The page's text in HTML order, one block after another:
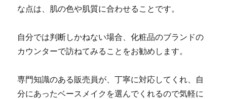
な点は、肌の色や肌質に合わせることです。
自分では判断しかねない場合、化粧品のブランドの
カウンターで訪ねてみることをお勧めします。
専門知識のある販売員が、丁寧に対応してくれ、自
分にあったベースメイクを選んでくれるので気軽に